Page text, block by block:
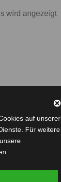
wird angezeigt
auf unserer
Für weitere